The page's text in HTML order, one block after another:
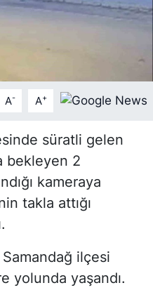
A- A+
süratli gelen
bekleyen 2
kameraya
takla attığı
ilçesi
yolunda yaşandı.